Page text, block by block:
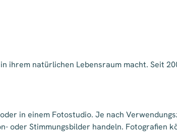
ihrem natürlichen Lebensraum macht. Seit
in einem Fotostudio. Je nach
oder Stimmungsbilder handeln. Fotografien